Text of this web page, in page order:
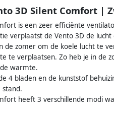
3D Silent Comfort |
is een zeer efficiënte
verplaatst de Vento 3D de
de zomer om de koele lucht te
te verplaatsen. Zo heb je in de
warmte.
4 bladen en de kunststof
stand.
heeft 3 verschillende modi